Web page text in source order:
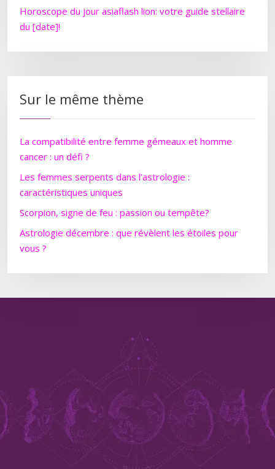
Horoscope du jour asiaflash lion: votre guide stellaire
du [date]!
Sur le même thème
La compatibilité entre femme gémeaux et homme
cancer : un défi ?
Les femmes serpents dans l’astrologie :
caractéristiques uniques
Scorpion, signe de feu : passion ou tempête?
Astrologie décembre : que révèlent les étoiles pour
vous ?